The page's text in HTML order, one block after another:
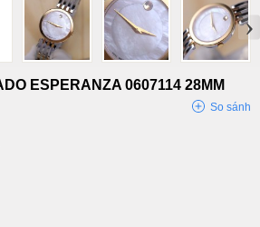
›
ESPERANZA 0607114 28MM
So sánh